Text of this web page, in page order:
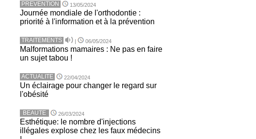
PREVENTION 13/05/2024
Journée mondiale de l'orthodontie :
priorité à l'information et à la prévention
TRAITEMENTS | 06/05/2024
Malformations mamaires : Ne pas en faire
un sujet tabou !
ACTUALITE 22/04/2024
Un éclairage pour changer le regard sur
l'obésité
BEAUTE 26/03/2024
Esthétique: le nombre d'injections
illégales explose chez les faux médecins